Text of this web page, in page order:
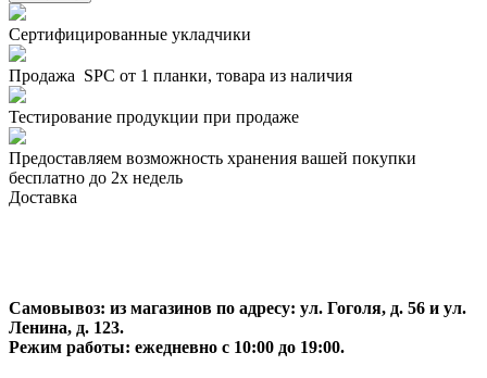
Сертифицированные укладчики
Продажа SPC от 1 планки, товара из наличия
Тестирование продукции при продаже
Предоставляем возможность хранения вашей покупки
бесплатно до 2х недель
Доставка
Самовывоз: из магазинов по адресу: ул. Гоголя, д. 56 и ул.
Ленина, д. 123.
Режим работы: ежедневно с 10:00 до 19:00.